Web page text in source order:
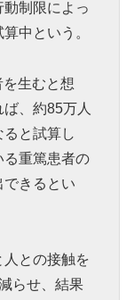
制限によっ
中という。
生むと想
、約85万人
と試算し
る重篤患者の
きるとい
との接触を
らせ、結果